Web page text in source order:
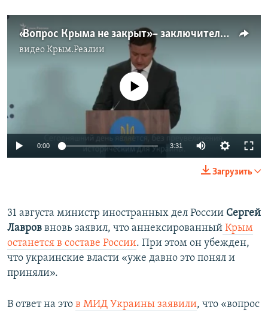
«Вопрос Крыма не закрыт» – заключительное слово Зеленского на «Крымской платформе» (видео)
видеоКрым.Реалии
No media source currently available
0:00 3:31
Загрузить
31 августа министр иностранных дел России Сергей
Лавров вновь заявил, что аннексированный Крым
останется в составе России. При этом он убежден,
что украинские власти «уже давно это понял и
приняли».
В ответ на это в МИД Украины заявили, что «вопрос